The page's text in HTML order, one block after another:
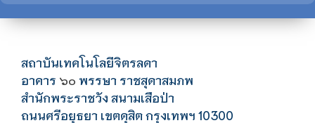
สถาบันเทคโนโลยีจิตรลดา
อาคาร ๖๐ พรรษา ราชสุดาสมภพ
สำนักพระราชวัง สนามเสือป่า
ถนนศรีอยุธยา เขตดุสิต กรุงเทพฯ 10300